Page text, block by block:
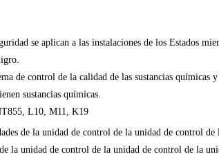
se aplican a las instalaciones de los Estados
de control de la calidad de las sustancias químicas
sustancias químicas.
L10, M11, K19
de la unidad de control de la unidad de control
la unidad de control de la unidad de control de la